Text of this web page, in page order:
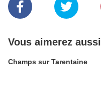
Vous aimerez aussi
Champs sur Tarentaine